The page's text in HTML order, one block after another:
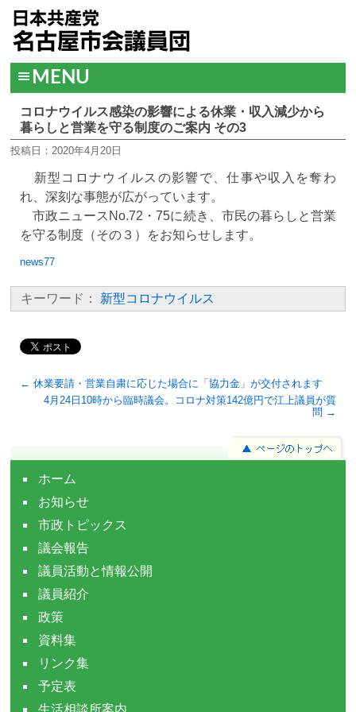
MENU
コロナウイルス感染の影響による休業・収入減少から
暮らしと営業を守る制度のご案内 その3
投稿日：2020年4月20日
新型コロナウイルスの影響で、仕事や収入を奪わ
れ、深刻な事態が広がっています。
市政ニュースNo.72・75に続き、市民の暮らしと営業
を守る制度（その３）をお知らせします。
news77
キーワード： 新型コロナウイルス
← 休業要請・営業自粛に応じた場合に「協力金」が交付されます
4月24日10時から臨時議会。コロナ対策142億円で江上議員が質
問 →
ホーム
お知らせ
市政トピックス
議会報告
議員活動と情報公開
議員紹介
政策
資料集
リンク集
予定表
生活相談所案内